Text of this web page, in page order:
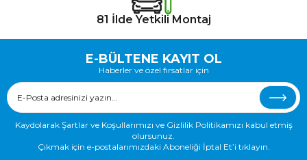
81 İlde Yetkili Montaj
E-BÜLTENE KAYIT OL
Haberler ve özel fırsatlar için
Kaydolarak Şartlar ve Koşullarımızı ve Gizlilik Politikamızı kabul etmiş
olursunuz.
Çıkmak için e-postalarımızdaki Aboneliği İptal Et’i tıklayın.